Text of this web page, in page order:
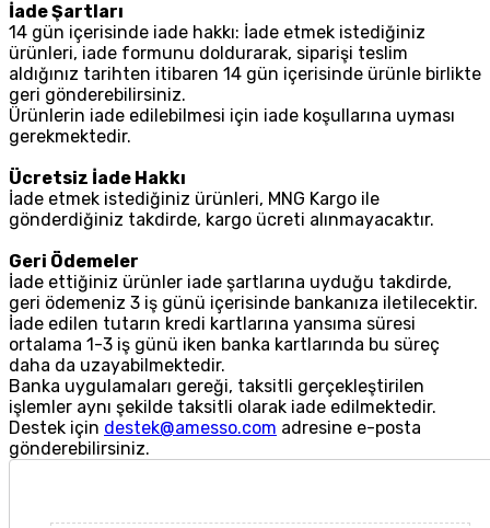
İade Şartları
14 gün içerisinde iade hakkı: İade etmek istediğiniz
ürünleri, iade formunu doldurarak, siparişi teslim
aldığınız tarihten itibaren 14 gün içerisinde ürünle birlikte
geri gönderebilirsiniz.
Ürünlerin iade edilebilmesi için iade koşullarına uyması
gerekmektedir.
Ücretsiz İade Hakkı
İade etmek istediğiniz ürünleri, MNG Kargo ile
gönderdiğiniz takdirde, kargo ücreti alınmayacaktır.
Geri Ödemeler
İade ettiğiniz ürünler iade şartlarına uyduğu takdirde,
geri ödemeniz 3 iş günü içerisinde bankanıza iletilecektir.
İade edilen tutarın kredi kartlarına yansıma süresi
ortalama 1-3 iş günü iken banka kartlarında bu süreç
daha da uzayabilmektedir.
Banka uygulamaları gereği, taksitli gerçekleştirilen
işlemler aynı şekilde taksitli olarak iade edilmektedir.
Destek için destek@amesso.com adresine e-posta
gönderebilirsiniz.